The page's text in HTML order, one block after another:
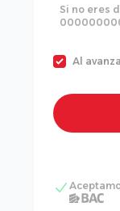
Si no eres
Al